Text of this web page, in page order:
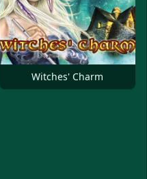
Witches' Charm